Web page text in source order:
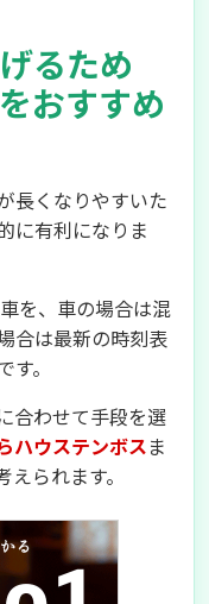
るため
おすすめ
長くなりやすいた
に有利になりま
を、車の場合は混
合は最新の時刻表
。
合わせて手段を選
ハウステンボスま
られます。